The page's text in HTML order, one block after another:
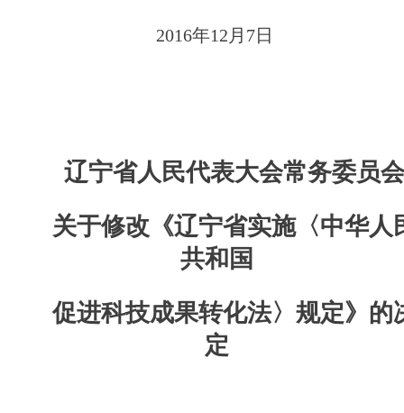
2016年12月7日
辽宁省人民代表大会常务委员会
关于修改《辽宁省实施〈中华人
共和国
促进科技成果转化法〉规定》的
定